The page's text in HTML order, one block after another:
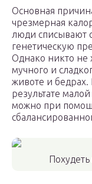
Основная
чрезмерная
люди
генетическую
Однако никто не
мучного и
животе и
результате
можно при